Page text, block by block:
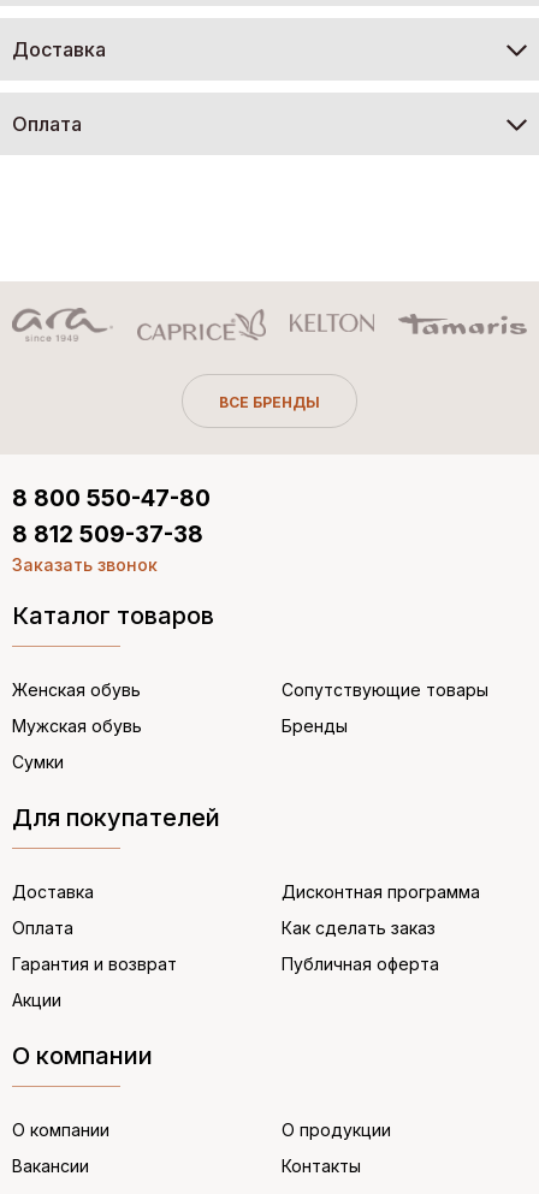
Доставка
Оплата
ВСЕ БРЕНДЫ
Каталог товаров
Женская обувь
Мужская обувь
Сумки
Сопутствующие товары
Бренды
Для покупателей
Доставка
Оплата
Гарантия и возврат
Акции
Дисконтная программа
Как сделать заказ
Публичная оферта
О компании
О компании
Вакансии
О продукции
Контакты
8 800 550-47-80
8 812 509-37-38
Заказать звонок